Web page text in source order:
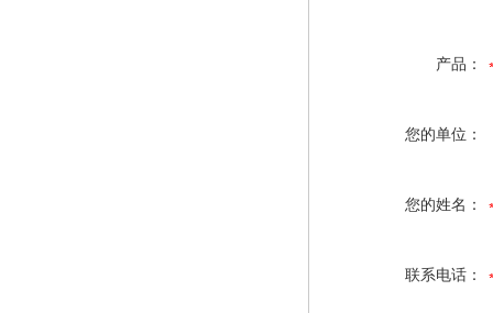
产品：
您的单位：
您的姓名：
联系电话：